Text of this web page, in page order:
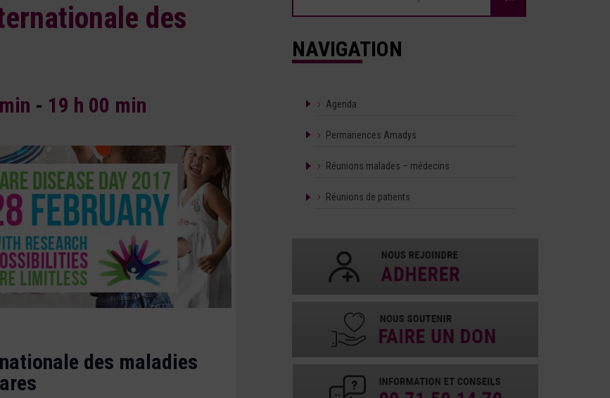
des
- 19 h 00 min
des maladies
NAVIGATION
Agenda
Permanences Amadys
Réunions malades – médecins
Réunions de patients